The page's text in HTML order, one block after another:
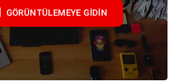
GÖRÜNTÜLEMEYE GIDIN